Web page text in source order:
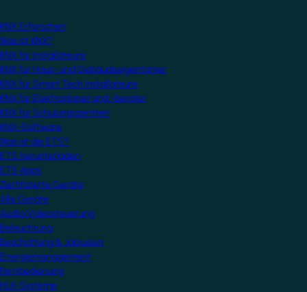
KNX Erforschen
Was ist KNX?
KNX für Installateure
KNX für Haus- und Gebäudeeigentümer
KNX für Smart Tech Installateure
KNX für Elektroplaner und -berater
KNX für Schulungszentren
KNX-Software
Was ist die ETS?
ETS herunterladen
ETS Apps
Zertifizierte Geräte
Alle Geräte
Audio/Videosteuerung
Beleuchtung
Beschattung & Jalousien
Energiemanagement
Fernbedienung
HLK-Systeme